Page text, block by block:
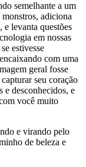
semelhante a um
adiciona
e levanta questões
em nossas
estivesse
com uma
geral fosse
seu coração
e desconhecidos, e
você muito
e virando pelo
de beleza e